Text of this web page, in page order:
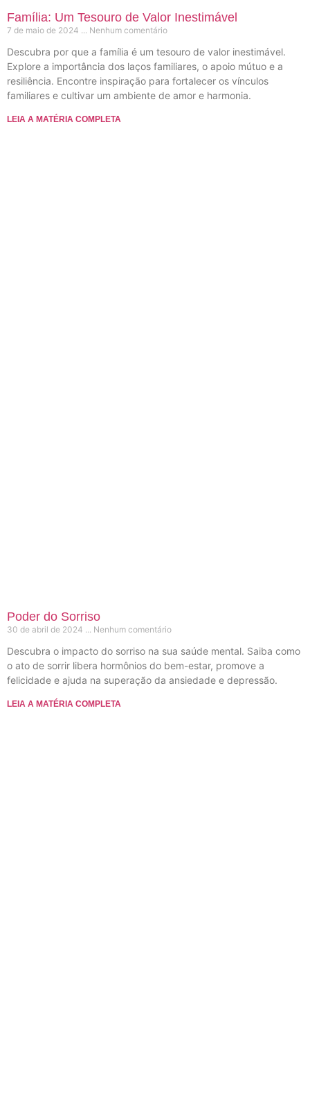
Família: Um Tesouro de Valor Inestimável
7 de maio de 2024 Nenhum comentário
Descubra por que a família é um tesouro de valor inestimável.
Explore a importância dos laços familiares, o apoio mútuo e a
resiliência. Encontre inspiração para fortalecer os vínculos
familiares e cultivar um ambiente de amor e harmonia.
LEIA A MATÉRIA COMPLETA
Poder do Sorriso
30 de abril de 2024 Nenhum comentário
Descubra o impacto do sorriso na sua saúde mental. Saiba como
o ato de sorrir libera hormônios do bem-estar, promove a
felicidade e ajuda na superação da ansiedade e depressão.
LEIA A MATÉRIA COMPLETA